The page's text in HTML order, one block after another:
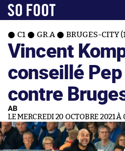
C1 GR.A BRUGES-CITY
Vincent
conseillé
contre
AB
LE MERCREDI 20 OCTOBRE 2021 À